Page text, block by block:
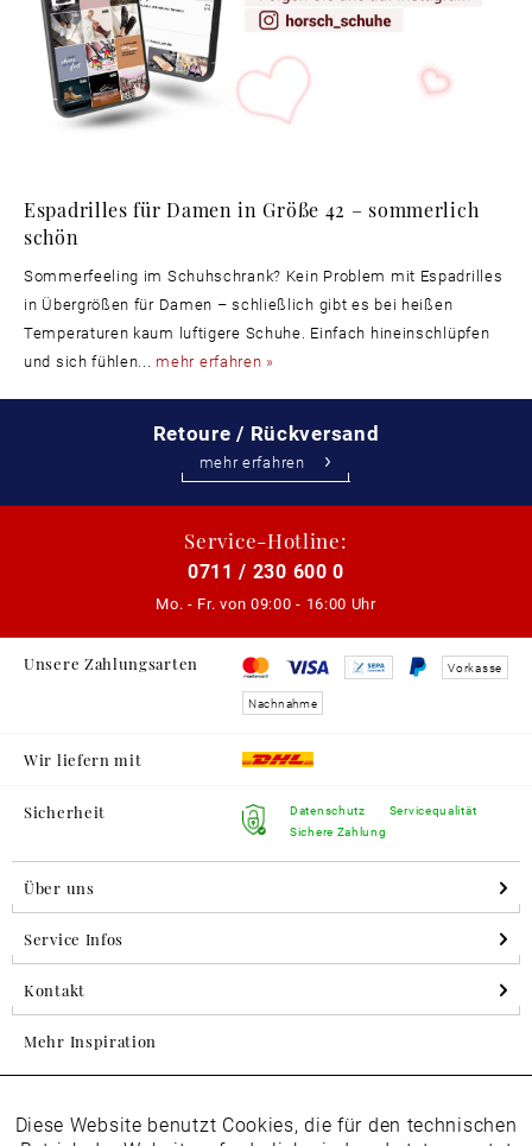
Espadrilles für Damen in Größe 42 – sommerlich
schön
Sommerfeeling im Schuhschrank? Kein Problem mit Espadrilles
in Übergrößen für Damen – schließlich gibt es bei heißen
Temperaturen kaum luftigere Schuhe. Einfach hineinschlüpfen
und sich fühlen... mehr erfahren »
Retoure / Rückversand
mehr erfahren
Service-Hotline:
0711 / 230 600 0
Mo. - Fr. von 09:00 - 16:00 Uhr
Unsere Zahlungsarten Vorkasse
Nachnahme
Wir liefern mit
Sicherheit
Datenschutz
Sichere Zahlung
Servicequalität
Über uns
Service Infos
Kontakt
Mehr Inspiration
Folgen Sie uns auf Instagram
Funktionale Aktiv
Diese Website benutzt Cookies, die für den technischen